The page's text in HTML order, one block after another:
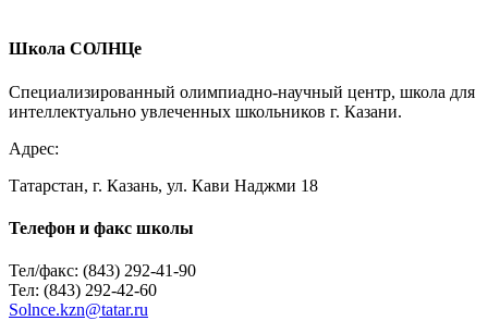
E-mail*
Сайт
Школа СОЛНЦе
Специализированный олимпиадно-научный центр, школа для
интеллектуально увлеченных школьников г. Казани.
Адрес:
Татарстан, г. Казань, ул. Кави Наджми 18
Телефон и факс школы
Тел/факс: (843) 292-41-90
Тел: (843) 292-42-60
Solnce.kzn@tatar.ru